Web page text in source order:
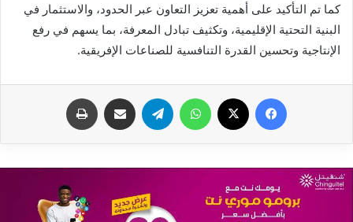
كما تم التأكيد على أهمية تعزيز التعاون عبر الحدود، والاستثمار في
البنية التحتية الإقليمية، وتكثيف تبادل المعرفة، بما يسهم في رفع
الإنتاجية وتحسين القدرة التنافسية للصناعات الإفريقية.
فيسبوك واتساب تيلقرام مشاركة عبر البريد